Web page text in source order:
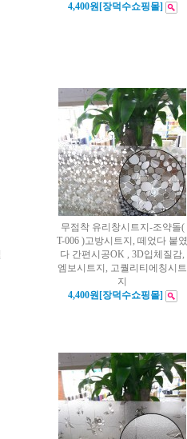
4,400원[장덕수쇼핑몰]
무점착 유리창시트지-조약돌(
T-006 )고방시트지, 떼었다 붙였
다 간편시공OK , 3D입체질감,
엠보시트지, 고퀄리티에칭시트
지
4,400원[장덕수쇼핑몰]